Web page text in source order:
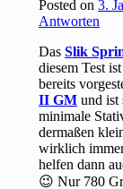
Posted on3.
Antworten
DasSlik
diesem Test
bereits
II GM und ist
minimale
dermaßen
wirklich
helfen dann
😉 Nur 780